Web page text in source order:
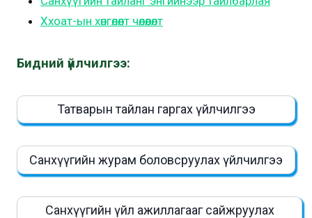
Ххоат-ын хөнгөлөлт чөлөөлөлт
Бидний үйлчилгээ:
Татварын тайлан гаргах үйлчилгээ
Санхүүгийн журам боловсруулах үйлчилгээ
Санхүүгийн үйл ажиллагааг сайжруулах